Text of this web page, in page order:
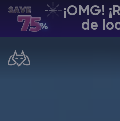
¡OMG!
de
ES | USD
Manage your servers &